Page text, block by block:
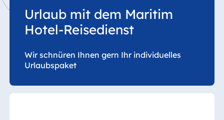
Urlaub mit dem Maritim
Hotel-Reisedienst
Wir schnüren Ihnen gern Ihr individuelles
Urlaubspaket